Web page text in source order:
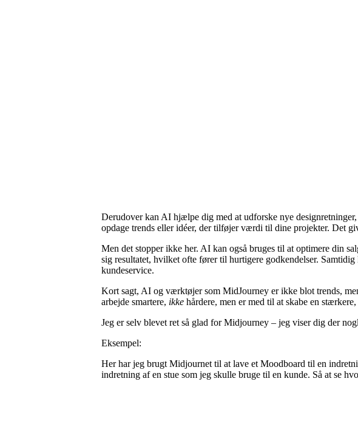
Derudover kan AI hjælpe dig med at udforske nye
opdage trends eller idéer, der tilføjer værdi til dine projekter. Det
Men det stopper ikke her. AI kan også bruges til at optimere din
sig resultatet, hvilket ofte fører til hurtigere godkendelser.
kundeservice.
Kort sagt, AI og værktøjer som MidJourney er ikke blot trends,
arbejde smartere, ikke hårdere, men er med til at skabe en
Jeg er selv blevet ret så glad for Midjourney – jeg viser dig der
Eksempel:
Her har jeg brugt Midjournet til at lave et Moodboard til en
indretning af en stue som jeg skulle bruge til en kunde. Så at se